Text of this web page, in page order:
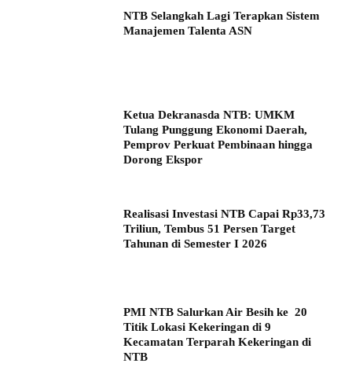
NTB Selangkah Lagi Terapkan Sistem
Manajemen Talenta ASN
Ketua Dekranasda NTB: UMKM
Tulang Punggung Ekonomi Daerah,
Pemprov Perkuat Pembinaan hingga
Dorong Ekspor
Realisasi Investasi NTB Capai Rp33,73
Triliun, Tembus 51 Persen Target
Tahunan di Semester I 2026
PMI NTB Salurkan Air Besih ke 20
Titik Lokasi Kekeringan di 9
Kecamatan Terparah Kekeringan di
NTB